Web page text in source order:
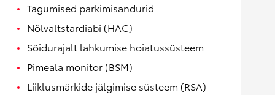
Tagumised parkimisandurid
Nõlvaltstardiabi (HAC)
Sõidurajalt lahkumise hoiatussüsteem
Pimeala monitor (BSM)
Liiklusmärkide jälgimise süsteem (RSA)